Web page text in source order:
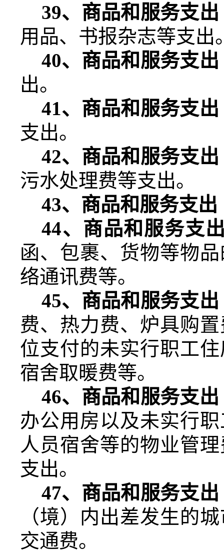
39、商品和服务支
用品、书报杂志等支出
40、商品和服务支
出。
41、商品和服务支
支出。
42、商品和服务支
污水处理费等支出。
43、商品和服务支
44、商品和服务支
函、包裹、货物等物
络通讯费等。
45、商品和服务支
费、热力费、炉具购
位支付的未实行职工
宿舍取暖费等。
46、商品和服务支
办公用房以及未实行
人员宿舍等的物业管
支出。
47、商品和服务支
（境）内出差发生的
交通费。